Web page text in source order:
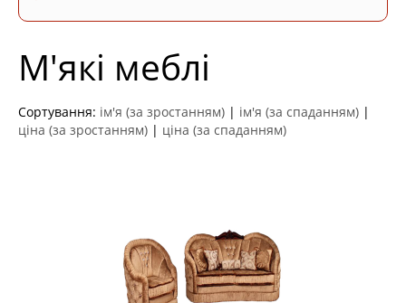
М'які меблі
Сортування: ім'я (за зростанням) | ім'я (за спаданням) |
ціна (за зростанням) | ціна (за спаданням)